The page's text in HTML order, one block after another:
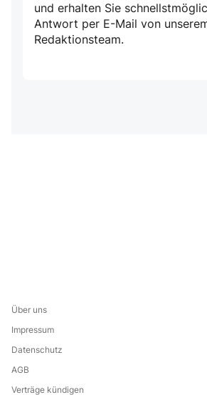
und erhalten Sie
Antwort per E-Mail von
Redaktionsteam.
Über uns
Impressum
Datenschutz
AGB
Verträge kündigen